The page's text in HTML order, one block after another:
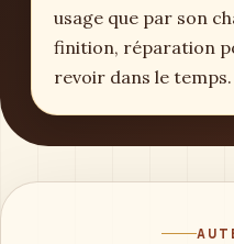
usage que par son
finition, réparation
revoir dans le temps.